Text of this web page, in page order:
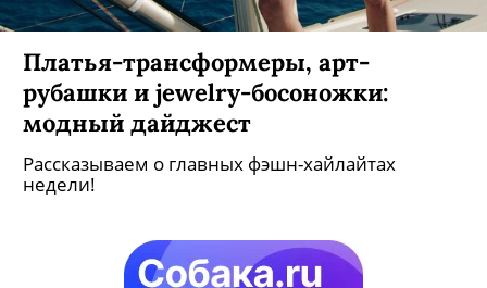
Платья-трансформеры, арт-
рубашки и jewelry-босоножки:
модный дайджест
Рассказываем о главных фэшн-хайлайтах
недели!